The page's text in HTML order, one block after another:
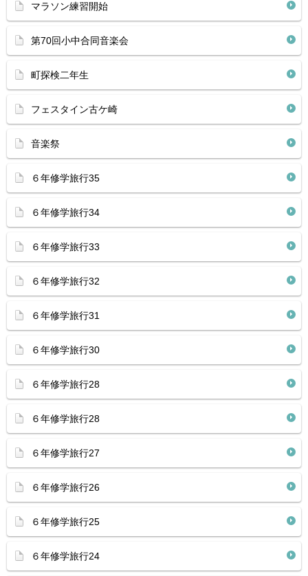
マラソン練習開始
第70回小中合同音楽会
町探検二年生
フェスタイン古ケ崎
音楽祭
６年修学旅行35
６年修学旅行34
６年修学旅行33
６年修学旅行32
６年修学旅行31
６年修学旅行30
６年修学旅行28
６年修学旅行28
６年修学旅行27
６年修学旅行26
６年修学旅行25
６年修学旅行24